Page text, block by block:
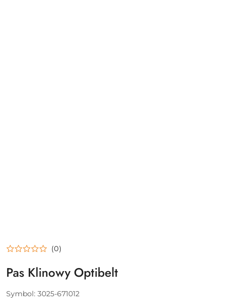
(0)
Pas Klinowy Optibelt
Symbol: 3025-671012